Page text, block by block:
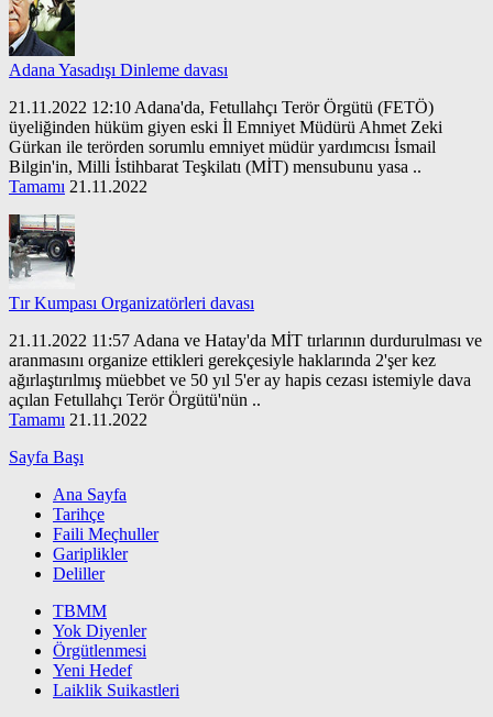
Adana Yasadışı Dinleme davası
21.11.2022 12:10 Adana'da, Fetullahçı Terör Örgütü (FETÖ)
üyeliğinden hüküm giyen eski İl Emniyet Müdürü Ahmet Zeki
Gürkan ile terörden sorumlu emniyet müdür yardımcısı İsmail
Bilgin'in, Milli İstihbarat Teşkilatı (MİT) mensubunu yasa ..
Tamamı 21.11.2022
Tır Kumpası Organizatörleri davası
21.11.2022 11:57 Adana ve Hatay'da MİT tırlarının durdurulması ve
aranmasını organize ettikleri gerekçesiyle haklarında 2'şer kez
ağırlaştırılmış müebbet ve 50 yıl 5'er ay hapis cezası istemiyle dava
açılan Fetullahçı Terör Örgütü'nün ..
Tamamı 21.11.2022
Sayfa Başı
Ana Sayfa
Tarihçe
Faili Meçhuller
Gariplikler
Deliller
TBMM
Yok Diyenler
Örgütlenmesi
Yeni Hedef
Laiklik Suikastleri